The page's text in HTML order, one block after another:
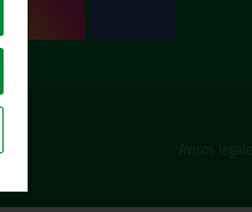
Avisos legales